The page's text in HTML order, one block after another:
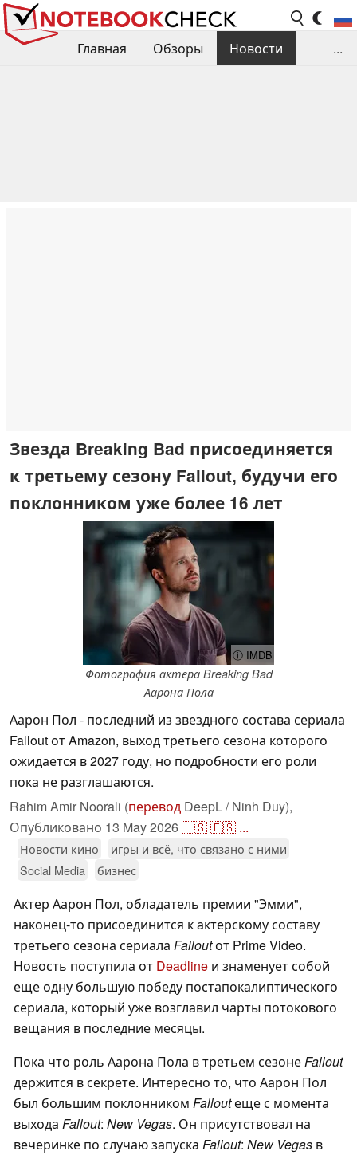
Главная Обзоры
Новости
...
Звезда Breaking Bad присоединяется
к третьему сезону Fallout, будучи его
поклонником уже более 16 лет
ⓘ IMDB
Фотография актера Breaking Bad
Аарона Пола
Аарон Пол - последний из звездного состава сериала
Fallout от Amazon, выход третьего сезона которого
ожидается в 2027 году, но подробности его роли
пока не разглашаются.
Rahim Amir Noorali (перевод DeepL / Ninh Duy),
Опубликовано 13 May 2026🇺🇸🇪🇸 ...
Новости кино
игры и всё, что связано с ними
Social Media
бизнес
Актер Аарон Пол, обладатель премии "Эмми",
наконец-то присоединится к актерскому составу
третьего сезона сериала Falloutот Prime Video.
Новость поступила от Deadline и знаменует собой
еще одну большую победу постапокалиптического
сериала, который уже возглавил чарты потокового
вещания в последние месяцы.
Пока что роль Аарона Пола в третьем сезонеFallout
держится в секрете. Интересно то, что Аарон Пол
был большим поклонником Falloutеще с момента
выхода Fallout: New Vegas. Он присутствовал на
вечеринке по случаю запуска Fallout: New Vegas в